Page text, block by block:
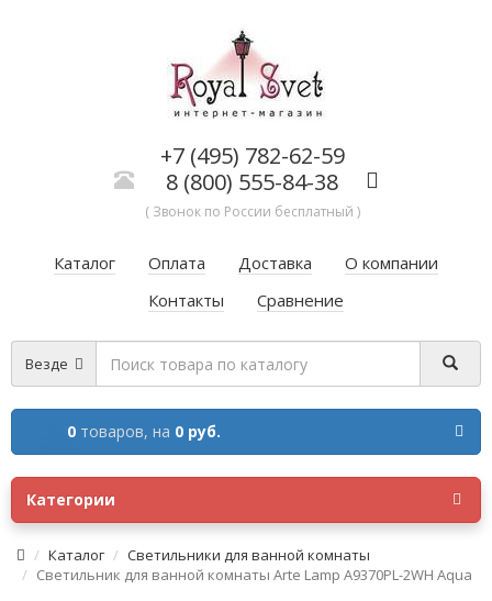
+7 (495) 782-62-59
8 (800) 555-84-38
( Звонок по России бесплатный )
Каталог Оплата Доставка
О компании
Контакты
Сравнение
Везде
0 товаров, на 0 руб.
Категории
Каталог
Светильники для ванной комнаты
Светильник для ванной комнаты Arte Lamp A9370PL-2WH Aqua